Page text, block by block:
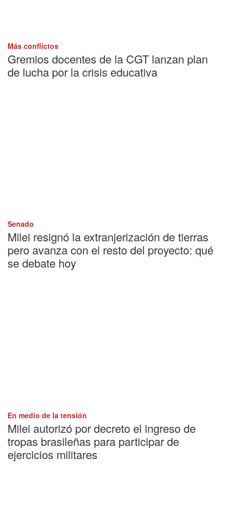
Más conflictos
Gremios docentes de la CGT lanzan plan
de lucha por la crisis educativa
Senado
Milei resignó la extranjerización de tierras
pero avanza con el resto del proyecto: qué
se debate hoy
En medio de la tensión
Milei autorizó por decreto el ingreso de
tropas brasileñas para participar de
ejercicios militares